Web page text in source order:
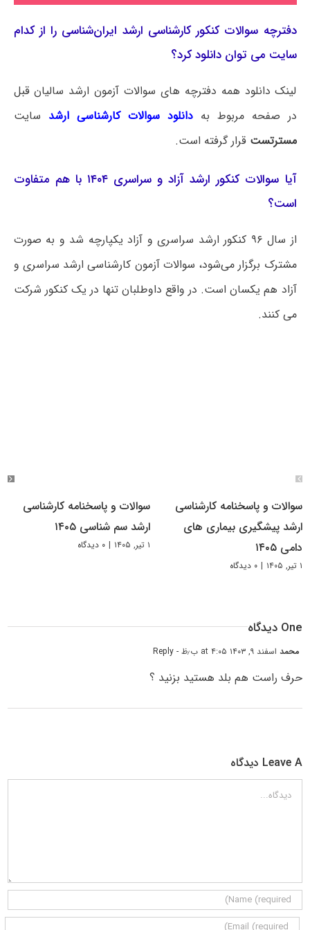
دفترچه سوالات کنکور کارشناسی ارشد ایران‌شناسی را از کدام
سایت می توان دانلود کرد؟
لینک دانلود همه دفترچه های سوالات آزمون ارشد سالیان قبل
در صفحه مربوط بهدانلود سوالات کارشناسی ارشد سایت
مسترتست قرار گرفته است.
آیا سوالات کنکور ارشد آزاد و سراسری ۱۴۰۴ با هم متفاوت
است؟
از سال ۹۶ کنکور ارشد سراسری و آزاد یکپارچه شد و به صورت
مشترک برگزار می‌شود، سوالات آزمون کارشناسی ارشد سراسری و
آزاد هم یکسان است. در واقع داوطلبان تنها در یک کنکور شرکت
می کنند.
سوالات و پاسخنامه کارشناسی
ارشد پیشگیری بیماری های
دامی ۱۴۰۵
۱ تیر, ۱۴۰۵ | ۰ دیدگاه
سوالات و پاسخنامه کارشناسی
ارشد سم شناسی ۱۴۰۵
۱ تیر, ۱۴۰۵ | ۰ دیدگاه
One دیدگاه
محمداسفند ۹, ۱۴۰۳ at ۴:۰۵ ب٫ظ - Reply
حرف راست هم بلد هستید بزنید ؟
Leave A دیدگاه
دیدگاه